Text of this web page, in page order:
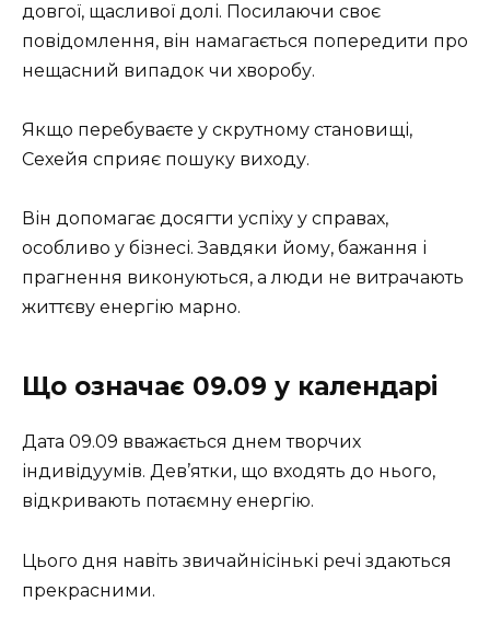
довгої, щасливої долі. Посилаючи своє
повідомлення, він намагається попередити про
нещасний випадок чи хворобу.
Якщо перебуваєте у скрутному становищі,
Сехейя сприяє пошуку виходу.
Він допомагає досягти успіху у справах,
особливо у бізнесі. Завдяки йому, бажання і
прагнення виконуються, а люди не витрачають
життєву енергію марно.
Що означає 09.09 у календарі
Дата 09.09 вважається днем творчих
індивідуумів. Дев’ятки, що входять до нього,
відкривають потаємну енергію.
Цього дня навіть звичайнісінькі речі здаються
прекрасними.